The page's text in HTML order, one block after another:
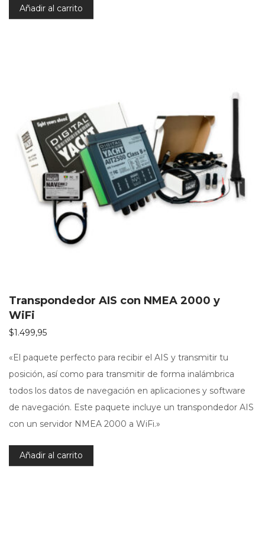
Añadir al carrito
Transpondedor AIS con NMEA 2000 y
WiFi
$1.499,95
«El paquete perfecto para recibir el AIS y transmitir tu
posición, así como para transmitir de forma inalámbrica
todos los datos de navegación en aplicaciones y software
de navegación. Este paquete incluye un transpondedor AIS
con un servidor NMEA 2000 a WiFi.»
Añadir al carrito